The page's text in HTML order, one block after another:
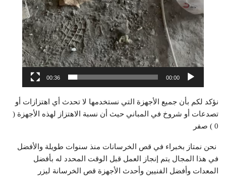
00:00
00:36
نؤكد لكم بأن جميع الأجهزة التي نستخدمها لا تحدث أي اهتزازات أو
تصدعات أو شروخ في المباني حيث أن نسبة الاهتزاز لهذه الأجهزة (
0 ) صفر
‏ ‏نحن نمتاز بخبراء في قص الخرسانات ‏منذ سنوات طويلة والأفضل
في ‏هذا المجال ‏يتم إنجاز العمل قبل الوقت المحدد له ‏بأفضل
المعدات ‏وأفضل الفنيين وأحدث الأجهزة قص الخرسانة ليزر